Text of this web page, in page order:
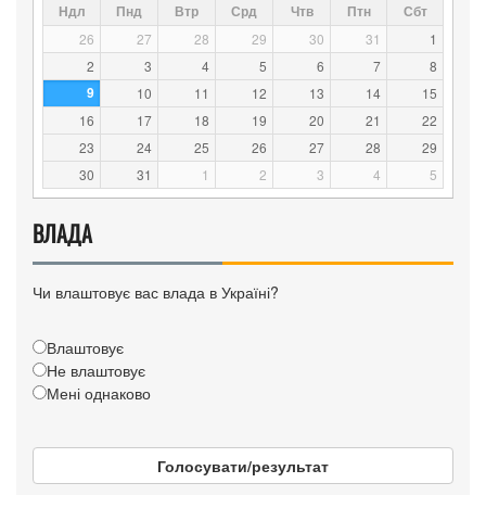
Ндл Пнд Втр Срд Чтв Птн Сбт
26 27 28 29 30 31
1
2
3 4 5 6 7 8
9 10 11 12 13 14
15
16
17 18 19 20 21
22
23
24 25 26 27 28
29
30
31 1 2 3 4 5
ВЛАДА
Чи влаштовує вас влада в Україні?
Влаштовує
Не влаштовує
Мені однаково
Голосувати/результат